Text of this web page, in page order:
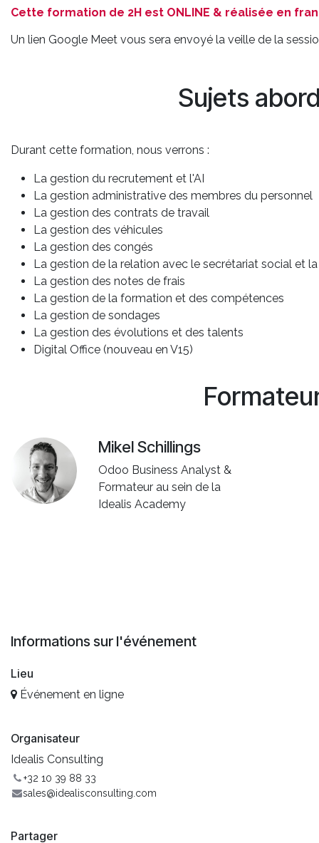
Cette formation de 2H est ONLINE & réalisée en
Un lien Google Meet vous sera envoyé la veille de la
Sujets
Durant cette formation, nous verrons :
La gestion du recrutement et l'AI
La gestion administrative des membres du personnel
La gestion des contrats de travail
La gestion des véhicules
La gestion des congés
La gestion de la relation avec le secrétariat social et
La gestion des notes de frais
La gestion de la formation et des compétences
La gestion de sondages
La gestion des évolutions et des talents
Digital Office (nouveau en V15)
Mikel Schillings
Odoo Business Analyst &
Formateur au sein de la
Idealis Academy
Informations sur l'événement
Lieu
Événement en ligne
Organisateur
Idealis Consulting
+32 10 39 88 33
sales@idealisconsulting.com
Partager